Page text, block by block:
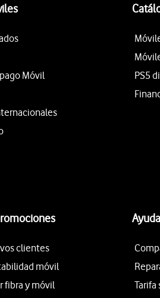
Móvil
PS5
clientes
móvil
fibra y móvil
Tarifa